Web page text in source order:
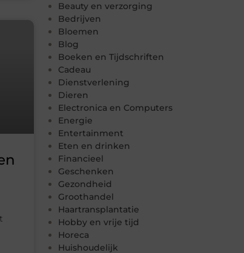
Beauty en verzorging
Bedrijven
Bloemen
Blog
Boeken en Tijdschriften
Cadeau
Dienstverlening
Dieren
Electronica en Computers
Energie
Entertainment
Eten en drinken
Financieel
Geschenken
Gezondheid
Groothandel
Haartransplantatie
Hobby en vrije tijd
Horeca
Huishoudelijk